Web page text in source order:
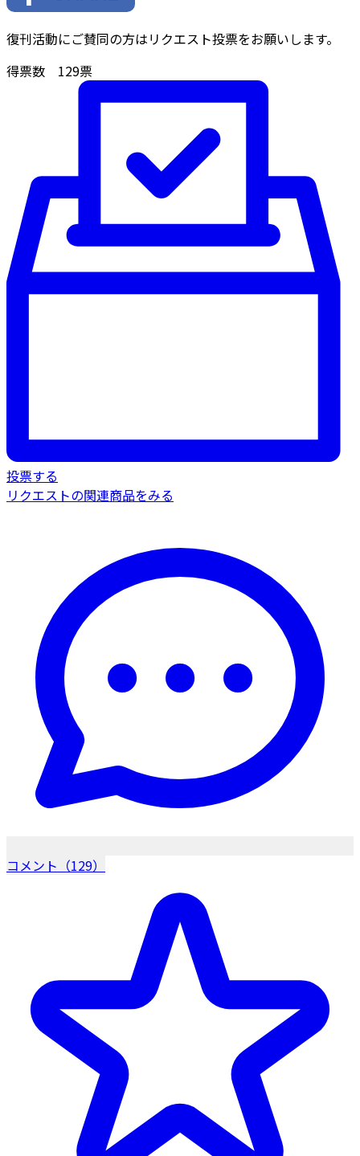
復刊活動にご賛同の方はリクエスト投票をお願いします。
得票数 129票
投票する
リクエストの関連商品をみる
コメント（129）